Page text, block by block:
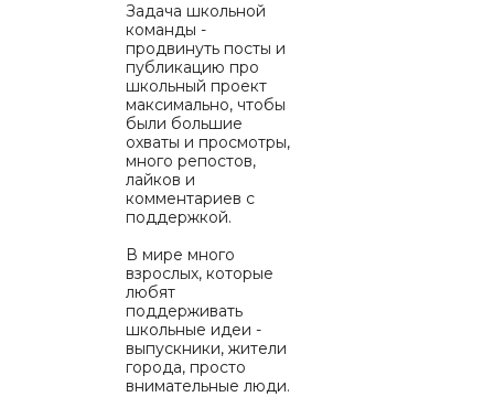
Задача школьной
команды -
продвинуть посты и
публикацию про
школьный проект
максимально, чтобы
были большие
охваты и просмотры,
много репостов,
лайков и
комментариев с
поддержкой.
В мире много
взрослых, которые
любят
поддерживать
школьные идеи -
выпускники, жители
города, просто
внимательные люди.